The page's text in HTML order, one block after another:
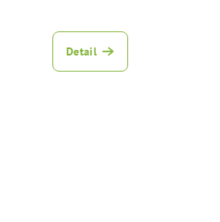
Detail